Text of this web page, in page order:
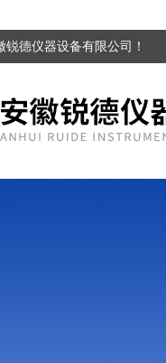
德仪器设备有限公司！